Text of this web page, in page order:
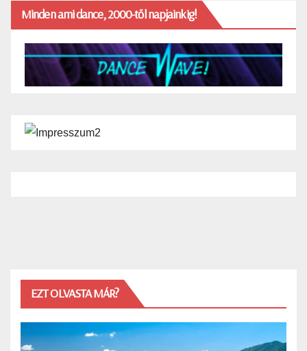
Minden ami dance, 2000-től napjainkig!
EZT OLVASTA MÁR?